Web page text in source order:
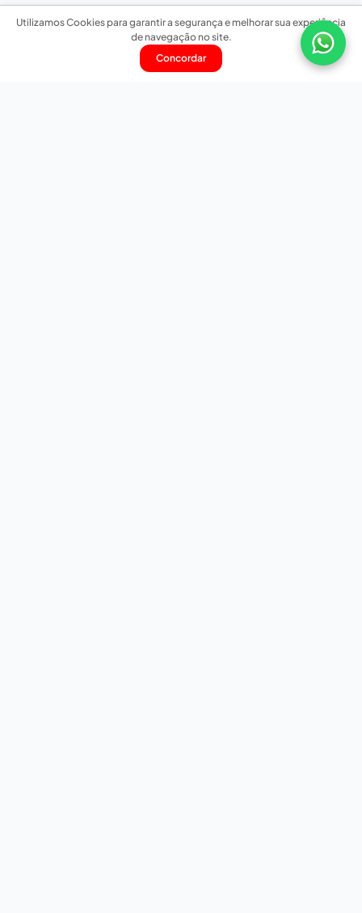
Utilizamos Cookies para garantir a segurança e melhorar sua experiência
de navegação no site.
Concordar